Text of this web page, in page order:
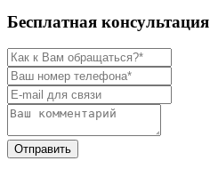
Бесплатная консультация